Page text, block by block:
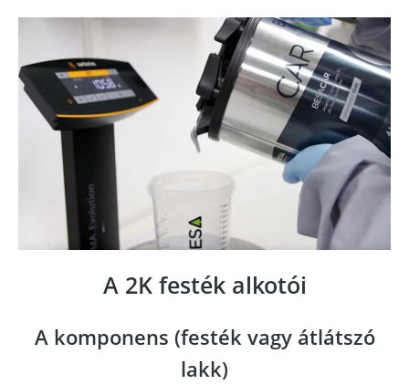
A 2K festék alkotói
A komponens (festék vagy átlátszó
lakk)